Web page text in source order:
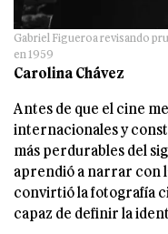
Gabriel Figueroa revisando
en 1959
Carolina Chávez
Antes de que el cine
internacionales y
más perdurables del
aprendió a narrar con
convirtió la fotografía
capaz de definir la